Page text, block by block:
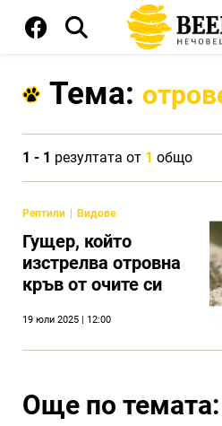
Тема:
1 - 1 резултата от 1 общо
Рептили Видове
Гущер, който
изстрелва отровна
кръв от очите си
19 юли 2025 | 12:00
Още по темата: